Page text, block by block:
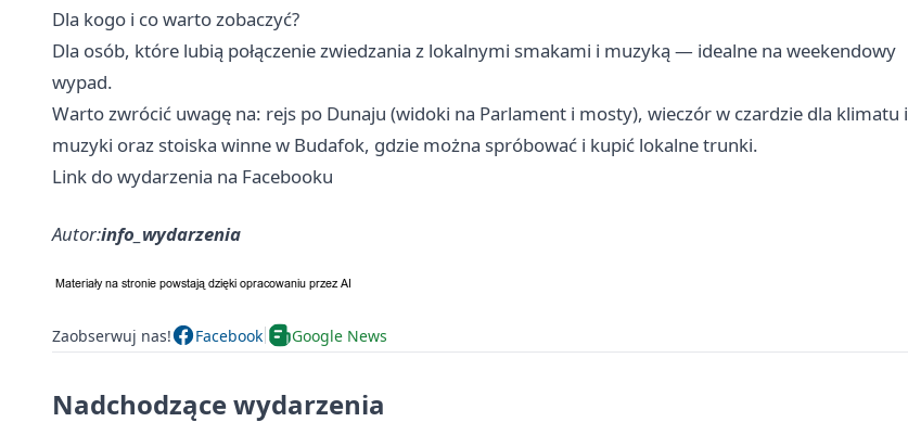
Dla kogo i co warto zobaczyć?
Dla osób, które lubią połączenie zwiedzania z lokalnymi smakami i muzyką — idealne na weekendowy
wypad.
Warto zwrócić uwagę na: rejs po Dunaju (widoki na Parlament i mosty), wieczór w czardzie dla klimatu i
muzyki oraz stoiska winne w Budafok, gdzie można spróbować i kupić lokalne trunki.
Link do wydarzenia na Facebooku
Autor:info_wydarzenia
Zaobserwuj nas! Facebook Google News
Nadchodzące wydarzenia